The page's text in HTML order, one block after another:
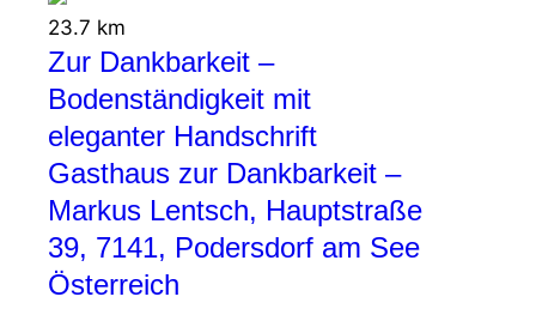
23.7 km
Zur Dankbarkeit –
Bodenständigkeit mit
eleganter Handschrift
Gasthaus zur Dankbarkeit –
Markus Lentsch, Hauptstraße
39, 7141, Podersdorf am See
Österreich